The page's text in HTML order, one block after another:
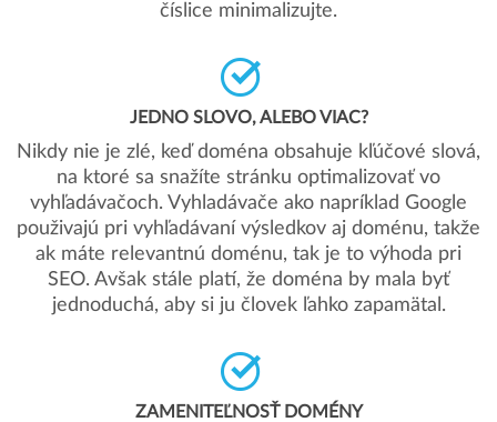
číslice minimalizujte.
JEDNO SLOVO, ALEBO VIAC?
Nikdy nie je zlé, keď doména obsahuje kľúčové slová,
na ktoré sa snažíte stránku optimalizovať vo
vyhľadávačoch. Vyhladávače ako napríklad Google
použivajú pri vyhľadávaní výsledkov aj doménu, takže
ak máte relevantnú doménu, tak je to výhoda pri
SEO. Avšak stále platí, že doména by mala byť
jednoduchá, aby si ju človek ľahko zapamätal.
ZAMENITEĽNOSŤ DOMÉNY